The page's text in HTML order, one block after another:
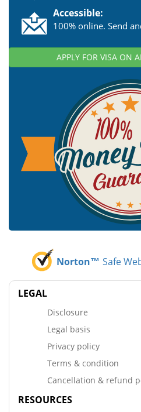
Accessible:
100% online. Send
APPLY FOR VISA ON
Norton™ Safe
LEGAL
Disclosure
Legal basis
Privacy policy
Terms & condition
Cancellation & refund
RESOURCES